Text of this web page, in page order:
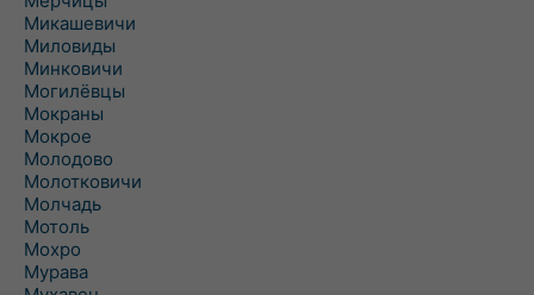
Микашевичи
Миловиды
Минковичи
Могилёвцы
Мокраны
Мокрое
Молодово
Молотковичи
Молчадь
Мотоль
Мохро
Мурава